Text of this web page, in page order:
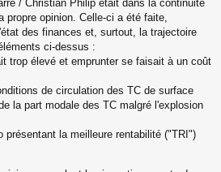
/ Christian Philip était dans la continuité
propre opinion. Celle-ci a été faite,
des finances et, surtout, la trajectoire
ci-dessus :
trop élevé et emprunter se faisait à un coût
de circulation des TC de surface
la part modale des TC malgré l'explosion
présentant la meilleure rentabilité ("TRI")